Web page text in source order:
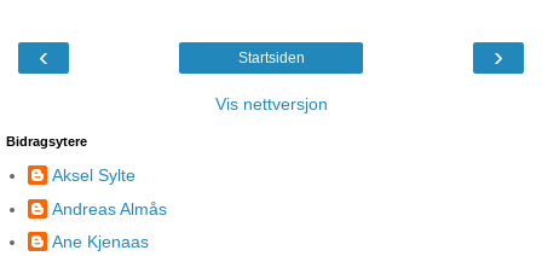
‹ ›
Startsiden
Vis nettversjon
Bidragsytere
Aksel Sylte
Andreas Almås
Ane Kjenaas